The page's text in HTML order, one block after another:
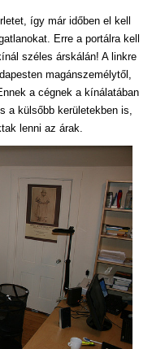
így már időben el kell
Erre a portálra kell
széles árskálán! A linkre
magánszemélytől,
a cégnek a kínálatában
a külsőbb kerületekben is,
lenni az árak.